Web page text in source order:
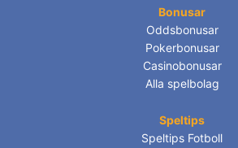
Bonusar
Oddsbonusar
Pokerbonusar
Casinobonusar
Alla spelbolag
Speltips
Speltips Fotboll